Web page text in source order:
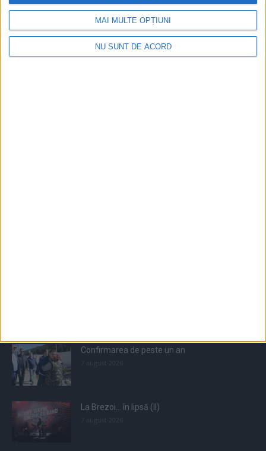
MAI MULTE OPȚIUNI
NU SUNT DE ACORD
Confirmarea de peste un an
La Brezoi… în lipsă (II)